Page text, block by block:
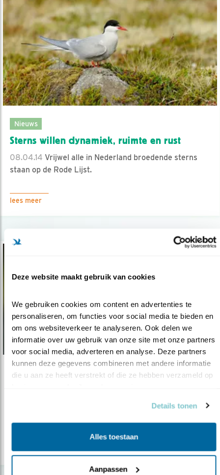
Deze website maakt gebruik van cookies
We gebruiken cookies om content en advertenties te
personaliseren, om functies voor social media te bieden en
om ons websiteverkeer te analyseren. Ook delen we
informatie over uw gebruik van onze site met onze partners
voor social media, adverteren en analyse. Deze partners
kunnen deze gegevens combineren met andere informatie
die u aan ze heeft verstrekt of die ze hebben verzameld op
Details tonen
Alles toestaan
Aanpassen
Nieuws
Sterns willen dynamiek, ruimte en rust
08.04.14 Vrijwel alle in Nederland broedende sterns
staan op de Rode Lijst.
lees meer
Nieuws
De visserij op schubvis wordt de komende
lees meer